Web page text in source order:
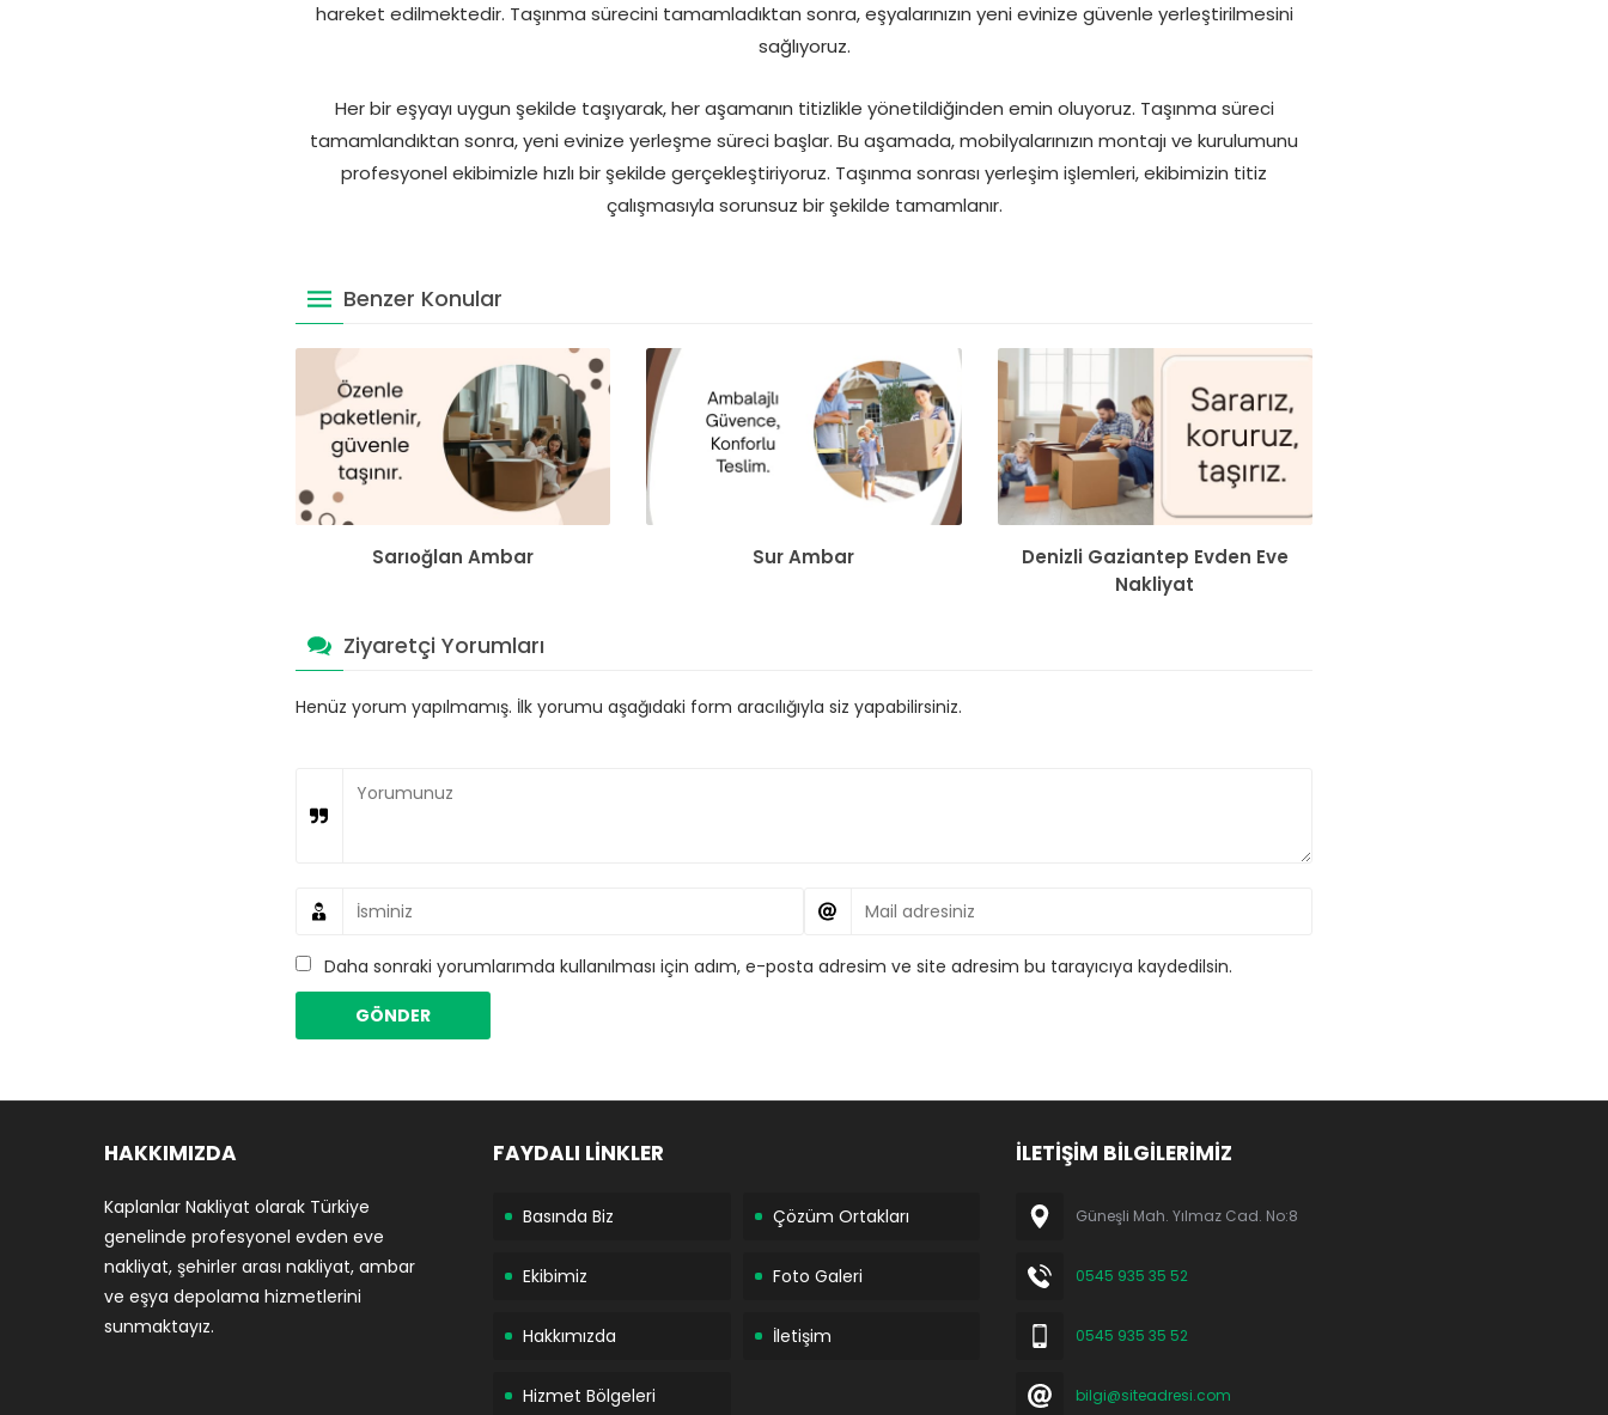
hareket edilmektedir. Taşınma sürecini tamamladıktan sonra, eşyalarınızın yeni evinize güvenle yerleştirilmesini
sağlıyoruz.
Her bir eşyayı uygun şekilde taşıyarak, her aşamanın titizlikle yönetildiğinden emin oluyoruz. Taşınma süreci
tamamlandıktan sonra, yeni evinize yerleşme süreci başlar. Bu aşamada, mobilyalarınızın montajı ve kurulumunu
profesyonel ekibimizle hızlı bir şekilde gerçekleştiriyoruz. Taşınma sonrası yerleşim işlemleri, ekibimizin titiz
çalışmasıyla sorunsuz bir şekilde tamamlanır.
Benzer Konular
Sarıoğlan Ambar Sur Ambar
Denizli Gaziantep Evden Eve
Nakliyat
Ziyaretçi Yorumları
Henüz yorum yapılmamış. İlk yorumu aşağıdaki form aracılığıyla siz yapabilirsiniz.
Daha sonraki yorumlarımda kullanılması için adım, e-posta adresim ve site adresim bu tarayıcıya kaydedilsin.
HAKKIMIZDA
Kaplanlar Nakliyat olarak Türkiye
genelinde profesyonel evden eve
nakliyat, şehirler arası nakliyat, ambar
ve eşya depolama hizmetlerini
sunmaktayız.
FAYDALI LİNKLER
Basında Biz Çözüm Ortakları
Ekibimiz Foto Galeri
Hakkımızda İletişim
Hizmet Bölgeleri
İLETİŞİM BİLGİLERİMİZ
Güneşli Mah. Yılmaz Cad. No:8
0545 935 35 52
0545 935 35 52
bilgi@siteadresi.com